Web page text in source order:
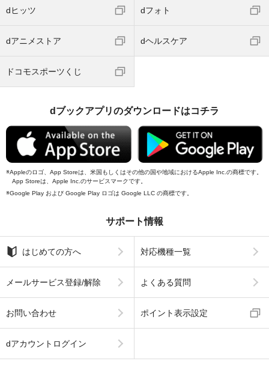
dヒッツ dフォト
dアニメストア dヘルスケア
ドコモスポーツくじ
dブックアプリのダウンロードはコチラ
Appleのロゴ、App Storeは、米国もしくはその他の国や地域におけるApple Inc.の商標です。
App Storeは、Apple Inc.のサービスマークです。
Google Play および Google Play ロゴは Google LLC の商標です。
サポート情報
はじめての方へ 対応機種一覧
メールサービス登録/解除 よくある質問
お問い合わせ ポイント表示設定
dアカウントログイン